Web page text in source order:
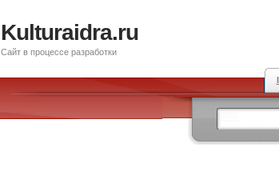
Kulturaidra.ru
Сайт в процессе разработки